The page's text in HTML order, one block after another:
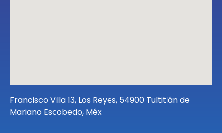
Francisco Villa 13, Los Reyes, 54900 Tultitlán de
Mariano Escobedo, Méx